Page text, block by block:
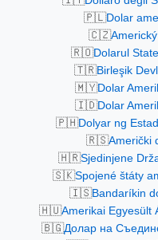
🇵🇱Dolar
🇨🇿
🇷🇴Dolarul
🇹🇷Birleşik
🇲🇾Dolar
🇮🇩Dolar
🇵🇭Dolyar ng
🇷🇸Američki
🇭🇷Sjedinjene
🇸🇰Spojené štáty
🇮🇸Bandaríkin
🇭🇺Amerikai Egyesült
🇧🇬Долар на